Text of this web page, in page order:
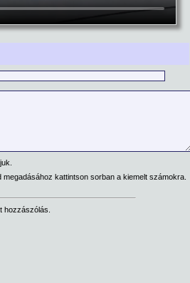
megadásához kattintson sorban a kiemelt számokra.
hozzászólás.